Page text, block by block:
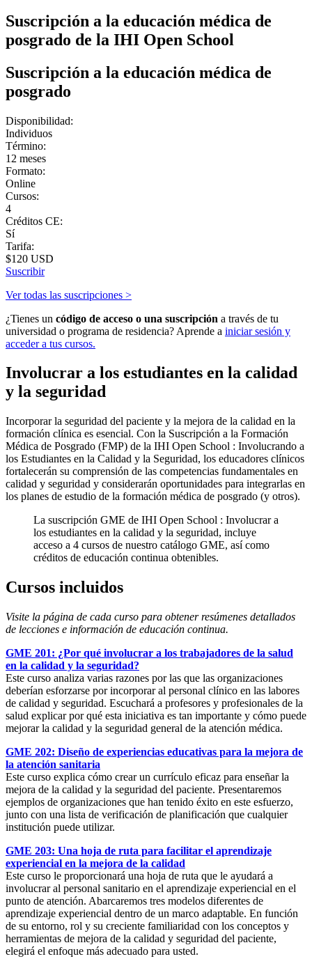
Suscripción a la educación médica de
posgrado de la IHI Open School
Suscripción a la educación médica de
posgrado
Disponibilidad:
Individuos
Término:
12 meses
Formato:
Online
Cursos:
4
Créditos CE:
Sí
Tarifa:
$120 USD
Suscribir
Ver todas las suscripciones >
¿Tienes un código de acceso o una suscripción a través de tu
universidad o programa de residencia? Aprende a iniciar sesión y
acceder a tus cursos.
Involucrar a los estudiantes en la calidad
y la seguridad
Incorporar la seguridad del paciente y la mejora de la calidad en la
formación clínica es esencial. Con la Suscripción a la Formación
Médica de Posgrado (FMP) de la IHI Open School : Involucrando a
los Estudiantes en la Calidad y la Seguridad, los educadores clínicos
fortalecerán su comprensión de las competencias fundamentales en
calidad y seguridad y considerarán oportunidades para integrarlas en
los planes de estudio de la formación médica de posgrado (y otros).
La suscripción GME de IHI Open School : Involucrar a
los estudiantes en la calidad y la seguridad, incluye
acceso a 4 cursos de nuestro catálogo GME, así como
créditos de educación continua obtenibles.
Cursos incluidos
Visite la página de cada curso para obtener resúmenes detallados
de lecciones e información de educación continua.
GME 201: ¿Por qué involucrar a los trabajadores de la salud
en la calidad y la seguridad?
Este curso analiza varias razones por las que las organizaciones
deberían esforzarse por incorporar al personal clínico en las labores
de calidad y seguridad. Escuchará a profesores y profesionales de la
salud explicar por qué esta iniciativa es tan importante y cómo puede
mejorar la calidad y la seguridad general de la atención médica.
GME 202: Diseño de experiencias educativas para la mejora de
la atención sanitaria
Este curso explica cómo crear un currículo eficaz para enseñar la
mejora de la calidad y la seguridad del paciente. Presentaremos
ejemplos de organizaciones que han tenido éxito en este esfuerzo,
junto con una lista de verificación de planificación que cualquier
institución puede utilizar.
GME 203: Una hoja de ruta para facilitar el aprendizaje
experiencial en la mejora de la calidad
Este curso le proporcionará una hoja de ruta que le ayudará a
involucrar al personal sanitario en el aprendizaje experiencial en el
punto de atención. Abarcaremos tres modelos diferentes de
aprendizaje experiencial dentro de un marco adaptable. En función
de su entorno, rol y su creciente familiaridad con los conceptos y
herramientas de mejora de la calidad y seguridad del paciente,
elegirá el enfoque más adecuado para usted.